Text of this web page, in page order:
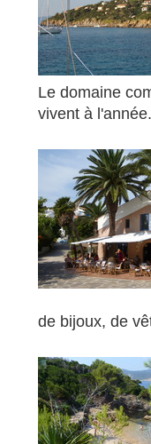
Le domaine
vivent à l'année.
de bijoux, de